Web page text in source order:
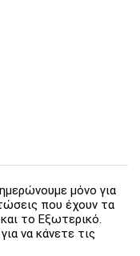
μόνο για
που έχουν τα
το Εξωτερικό.
να κάνετε τις